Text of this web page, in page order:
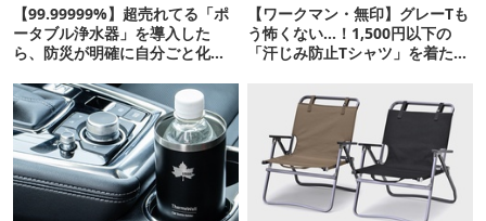
【99.99999%】超売れてる「ポ
ータブル浄水器」を導入した
ら、防災が明確に自分ごと化し
【ワークマン・無印】グレーTも
う怖くない…！1,500円以下の
「汗じみ防止Tシャツ」を着たら